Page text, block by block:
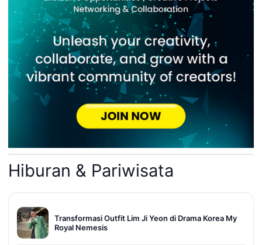
Hiburan & Pariwisata
Transformasi Outfit Lim Ji Yeon di Drama Korea My
Royal Nemesis